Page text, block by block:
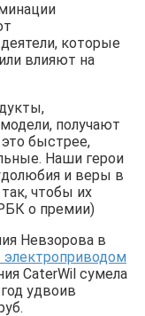
которые
влияют на
получают
быстрее,
Наши герои
и веры в
чтобы их
о премии)
Невзорова в
электроприводом
CaterWil сумела
удвоив